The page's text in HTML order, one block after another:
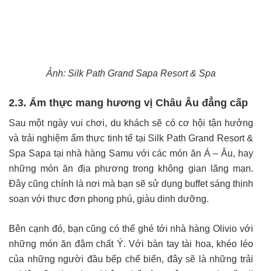
Ảnh: Silk Path Grand Sapa Resort & Spa
2.3. Ẩm thực mang hương vị Châu Âu đẳng cấp
Sau một ngày vui chơi, du khách sẽ có cơ hội tận hưởng
và trải nghiệm ẩm thực tinh tế tại Silk Path Grand Resort &
Spa Sapa tại nhà hàng Samu với các món ăn Á – Âu, hay
những món ăn địa phương trong không gian lãng mạn.
Đây cũng chính là nơi mà bạn sẽ sử dụng buffet sáng thịnh
soạn với thực đơn phong phú, giàu dinh dưỡng.
Bên cạnh đó, bạn cũng có thể ghé tới nhà hàng Olivio với
những món ăn đậm chất Ý. Với bàn tay tài hoa, khéo léo
của những người đầu bếp chế biến, đây sẽ là những trải